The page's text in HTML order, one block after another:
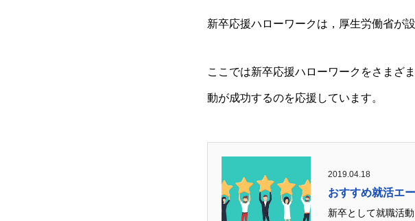
新卒応援ハローワークは，厚生労働省が
ここでは新卒応援ハローワークをさまざ
動が成功するのを応援しています。
2019.04.18
おすすめ就活エ
新卒として就職活